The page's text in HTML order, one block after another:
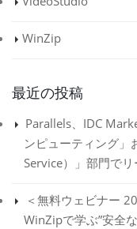
WinZip
最近の投稿
Parallels、IDC
ンピューティング」
Service）」部門で
＜無料ウェビナー
WinZipで学ぶ”安全